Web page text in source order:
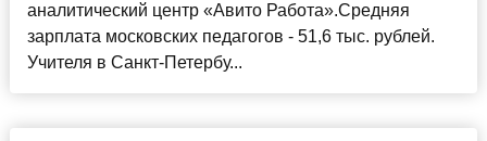
аналитический центр «Авито Работа».Средняя
зарплата московских педагогов - 51,6 тыс. рублей.
Учителя в Санкт-Петербу...